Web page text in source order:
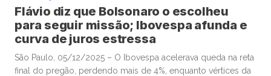
Flávio diz que Bolsonaro o escolheu
para seguir missão; Ibovespa afunda e
curva de juros estressa
São Paulo, 05/12/2025 – O Ibovespa acelerava queda na reta
final do pregão, perdendo mais de 4%, enquanto vértices da